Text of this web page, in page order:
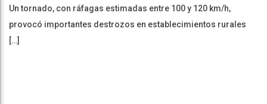
Un tornado, con ráfagas estimadas entre 100 y 120 km/h,
provocó importantes destrozos en establecimientos rurales
[…]